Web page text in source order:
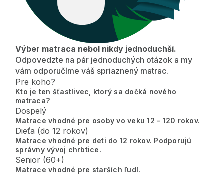
Výber matraca nebol nikdy jednoduchší.
Odpovedzte na pár jednoduchých otázok a my
vám odporučíme váš spriaznený matrac.
Pre koho?
Kto je ten šťastlivec, ktorý sa dočká nového
matraca?
Dospelý
Matrace vhodné pre osoby vo veku 12 - 120 rokov.
Dieťa (do 12 rokov)
Matrace vhodné pre deti do 12 rokov. Podporujú
správny vývoj chrbtice.
Senior (60+)
Matrace vhodné pre starších ľudí.